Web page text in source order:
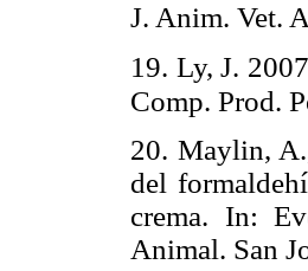
J. Anim. Vet.
19. Ly, J.
Comp. Prod.
20. Maylin,
del
crema. In:
Animal. San